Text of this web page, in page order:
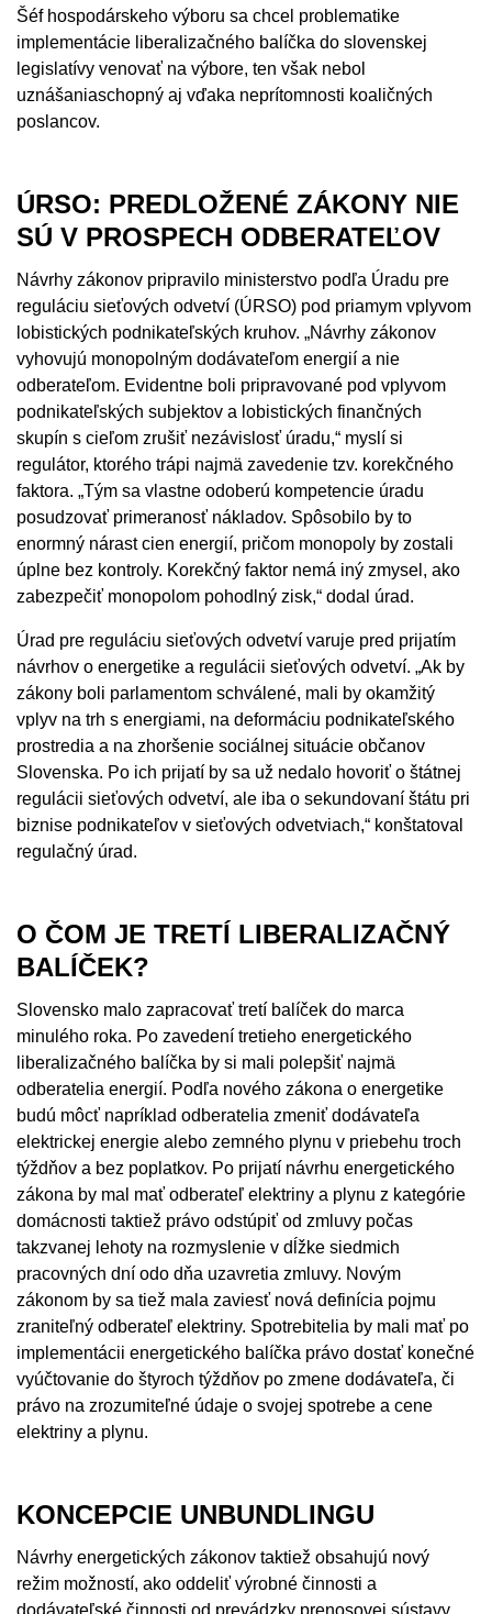
Šéf hospodárskeho výboru sa chcel problematike
implementácie liberalizačného balíčka do slovenskej
legislatívy venovať na výbore, ten však nebol
uznášaniaschopný aj vďaka neprítomnosti koaličných
poslancov.
ÚRSO: PREDLOŽENÉ ZÁKONY NIE
SÚ V PROSPECH ODBERATEĽOV
Návrhy zákonov pripravilo ministerstvo podľa Úradu pre
reguláciu sieťových odvetví (ÚRSO) pod priamym vplyvom
lobistických podnikateľských kruhov. „Návrhy zákonov
vyhovujú monopolným dodávateľom energií a nie
odberateľom. Evidentne boli pripravované pod vplyvom
podnikateľských subjektov a lobistických finančných
skupín s cieľom zrušiť nezávislosť úradu,“ myslí si
regulátor, ktorého trápi najmä zavedenie tzv. korekčného
faktora. „Tým sa vlastne odoberú kompetencie úradu
posudzovať primeranosť nákladov. Spôsobilo by to
enormný nárast cien energií, pričom monopoly by zostali
úplne bez kontroly. Korekčný faktor nemá iný zmysel, ako
zabezpečiť monopolom pohodlný zisk,“ dodal úrad.
Úrad pre reguláciu sieťových odvetví varuje pred prijatím
návrhov o energetike a regulácii sieťových odvetví. „Ak by
zákony boli parlamentom schválené, mali by okamžitý
vplyv na trh s energiami, na deformáciu podnikateľského
prostredia a na zhoršenie sociálnej situácie občanov
Slovenska. Po ich prijatí by sa už nedalo hovoriť o štátnej
regulácii sieťových odvetví, ale iba o sekundovaní štátu pri
biznise podnikateľov v sieťových odvetviach,“ konštatoval
regulačný úrad.
O ČOM JE TRETÍ LIBERALIZAČNÝ
BALÍČEK?
Slovensko malo zapracovať tretí balíček do marca
minulého roka. Po zavedení tretieho energetického
liberalizačného balíčka by si mali polepšiť najmä
odberatelia energií. Podľa nového zákona o energetike
budú môcť napríklad odberatelia zmeniť dodávateľa
elektrickej energie alebo zemného plynu v priebehu troch
týždňov a bez poplatkov. Po prijatí návrhu energetického
zákona by mal mať odberateľ elektriny a plynu z kategórie
domácnosti taktiež právo odstúpiť od zmluvy počas
takzvanej lehoty na rozmyslenie v dĺžke siedmich
pracovných dní odo dňa uzavretia zmluvy. Novým
zákonom by sa tiež mala zaviesť nová definícia pojmu
zraniteľný odberateľ elektriny. Spotrebitelia by mali mať po
implementácii energetického balíčka právo dostať konečné
vyúčtovanie do štyroch týždňov po zmene dodávateľa, či
právo na zrozumiteľné údaje o svojej spotrebe a cene
elektriny a plynu.
KONCEPCIE UNBUNDLINGU
Návrhy energetických zákonov taktiež obsahujú nový
režim možností, ako oddeliť výrobné činnosti a
dodávateľské činnosti od prevádzky prenosovej sústavy